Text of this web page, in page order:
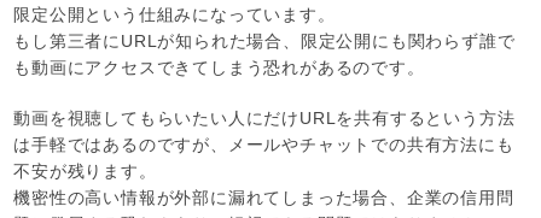
限定公開という仕組みになっています。
もし第三者にURLが知られた場合、限定公開にも関わらず誰で
も動画にアクセスできてしまう恐れがあるのです。
動画を視聴してもらいたい人にだけURLを共有するという方法
は手軽ではあるのですが、メールやチャットでの共有方法にも
不安が残ります。
機密性の高い情報が外部に漏れてしまった場合、企業の信用問